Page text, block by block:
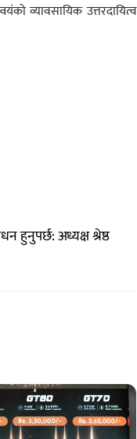
व्यावसायिक उत्तरदायित्व
हुनुपर्छ: अध्यक्ष श्रेष्ठ